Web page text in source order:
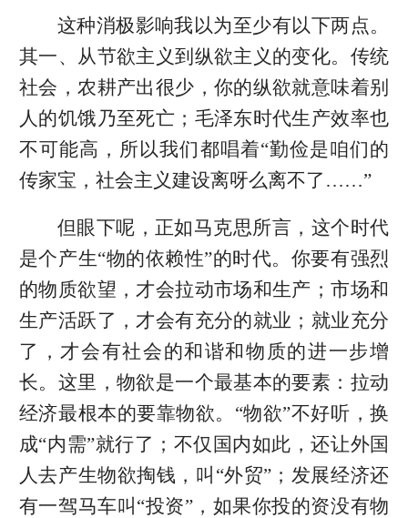
这种消极影响我以为至少有以下两点。
其一、从节欲主义到纵欲主义的变化。传统
社会，农耕产出很少，你的纵欲就意味着别
人的饥饿乃至死亡；毛泽东时代生产效率也
不可能高，所以我们都唱着“勤俭是咱们的
传家宝，社会主义建设离呀么离不了……”
但眼下呢，正如马克思所言，这个时代
是个产生“物的依赖性”的时代。你要有强烈
的物质欲望，才会拉动市场和生产；市场和
生产活跃了，才会有充分的就业；就业充分
了，才会有社会的和谐和物质的进一步增
长。这里，物欲是一个最基本的要素：拉动
经济最根本的要靠物欲。“物欲”不好听，换
成“内需”就行了；不仅国内如此，还让外国
人去产生物欲掏钱，叫“外贸”；发展经济还
有一驾马车叫“投资”，如果你投的资没有物